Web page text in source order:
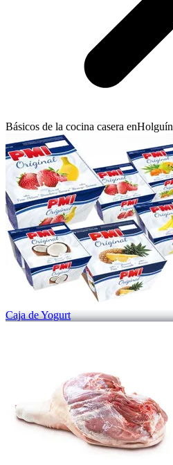
Básicos de la cocina casera enHolguín
Caja de Yogurt